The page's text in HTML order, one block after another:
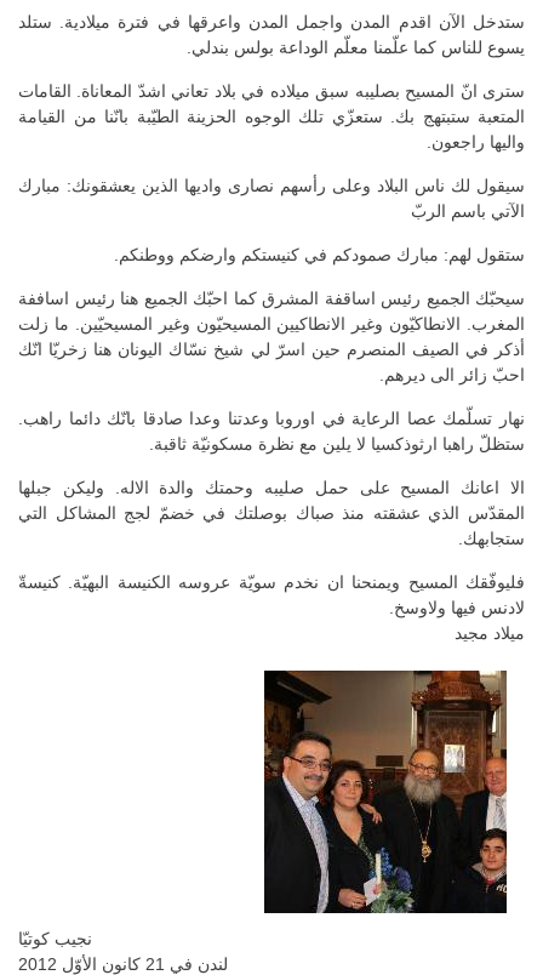
ستدخل الآن اقدم المدن واجمل المدن واعرقها في فترة ميلادية. ستلد
يسوع للناس كما علّمنا معلّم الوداعة بولس بندلي.
سترى انّ المسيح بصليبه سبق ميلاده في بلاد تعاني اشدّ المعاناة. القامات
المتعبة ستبتهج بك. ستعزّي تلك الوجوه الحزينة الطيّبة بانّنا من القيامة
واليها راجعون.
سيقول لك ناس البلاد وعلى رأسهم نصارى واديها الذين يعشقونك: مبارك
الآتي باسم الربّ
ستقول لهم: مبارك صمودكم في كنيستكم وارضكم ووطنكم.
سيحبّك الجميع رئيس اساقفة المشرق كما احبّك الجميع هنا رئيس اساففة
المغرب. الانطاكيّون وغير الانطاكيين المسيحيّون وغير المسيحيّين. ما زلت
أذكر في الصيف المنصرم حين اسرّ لي شيخ نسّاك اليونان هنا زخريّا انّك
احبّ زائر الى ديرهم.
نهار تسلّمك عصا الرعاية في اوروبا وعدتنا وعدا صادقا بانّك دائما راهب.
ستظلّ راهبا ارثوذكسيا لا يلين مع نظرة مسكونيّة ثاقبة.
الا اعانك المسيح على حمل صليبه وحمتك والدة الاله. وليكن جبلها
المقدّس الذي عشقته منذ صباك بوصلتك في خضمّ لجج المشاكل التي
ستجابهك.
فليوفّقك المسيح ويمنحنا ان نخدم سويّة عروسه الكنيسة البهيّة. كنيسةّ
لادنس فيها ولاوسخ.
ميلاد مجيد
نجيب كوتيّا
لندن في 21 كانون الأوّل 2012